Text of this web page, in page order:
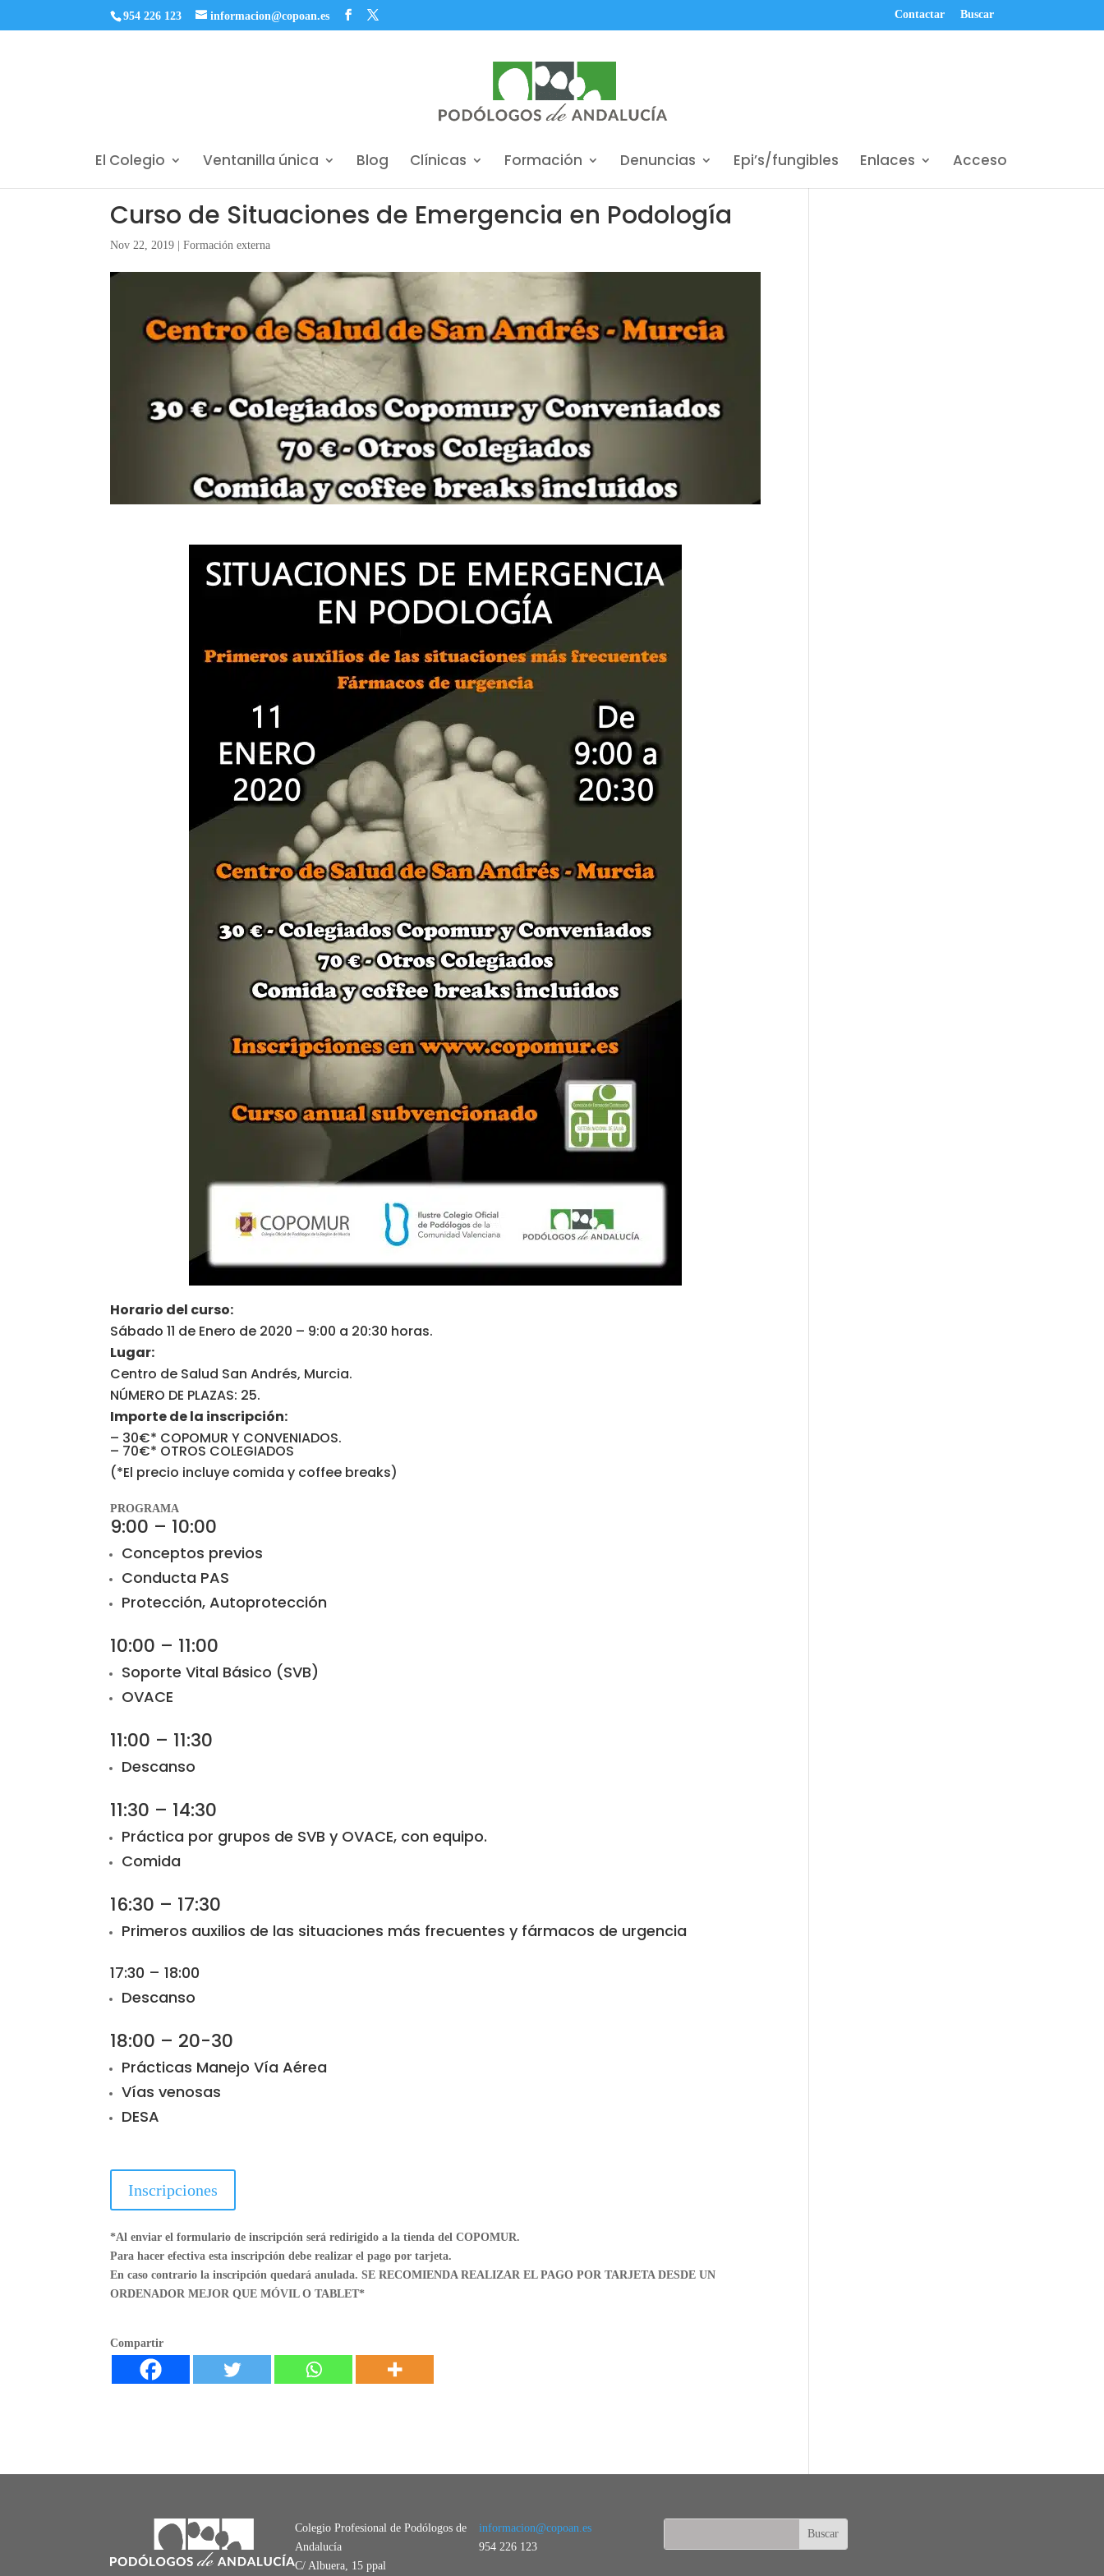
954 226 123 informacion@copoan.es Contactar Buscar
El Colegio Ventanilla única Blog Clínicas Formación Denuncias Epi’s/fungibles Enlaces Acceso
Curso de Situaciones de Emergencia en Podología
Nov 22, 2019 |Formación externa
Horario del curso:
Sábado 11 de Enero de 2020 – 9:00 a 20:30 horas.
Lugar:
Centro de Salud San Andrés, Murcia.
NÚMERO DE PLAZAS: 25.
Importe de la inscripción:
– 30€* COPOMUR Y CONVENIADOS.
– 70€* OTROS COLEGIADOS
(*El precio incluye comida y coffee breaks)
PROGRAMA
9:00 – 10:00
Conceptos previos
Conducta PAS
Protección, Autoprotección
10:00 – 11:00
Soporte Vital Básico (SVB)
OVACE
11:00 – 11:30
Descanso
11:30 – 14:30
Práctica por grupos de SVB y OVACE, con equipo.
Comida
16:30 – 17:30
Primeros auxilios de las situaciones más frecuentes y fármacos de urgencia
17:30 – 18:00
Descanso
18:00 – 20-30
Prácticas Manejo Vía Aérea
Vías venosas
DESA
Inscripciones
*Al enviar el formulario de inscripción será redirigido a la tienda del COPOMUR.
Para hacer efectiva esta inscripción debe realizar el pago por tarjeta.
En caso contrario la inscripción quedará anulada. SE RECOMIENDA REALIZAR EL PAGO POR TARJETA DESDE UN
ORDENADOR MEJOR QUE MÓVIL O TABLET*
Compartir
Colegio Profesional de Podólogos de
Andalucía
C/ Albuera, 15 ppal
informacion@copoan.es
954 226 123